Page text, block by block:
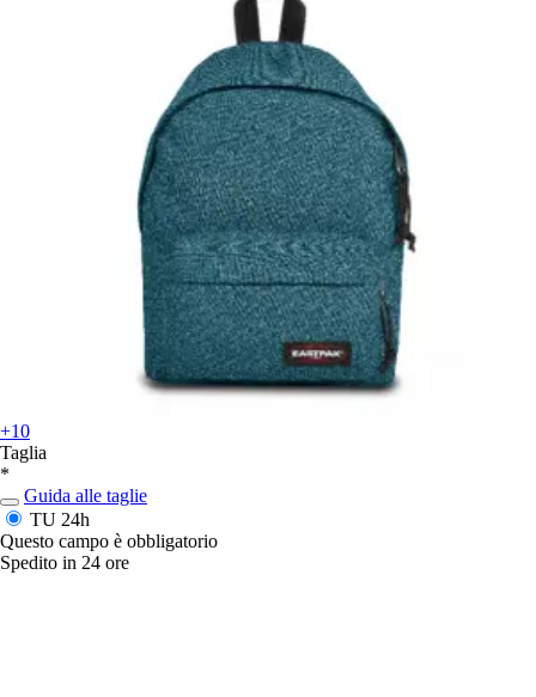
+10
Taglia
*
Guida alle taglie
TU 24h
Questo campo è obbligatorio
Spedito in 24 ore